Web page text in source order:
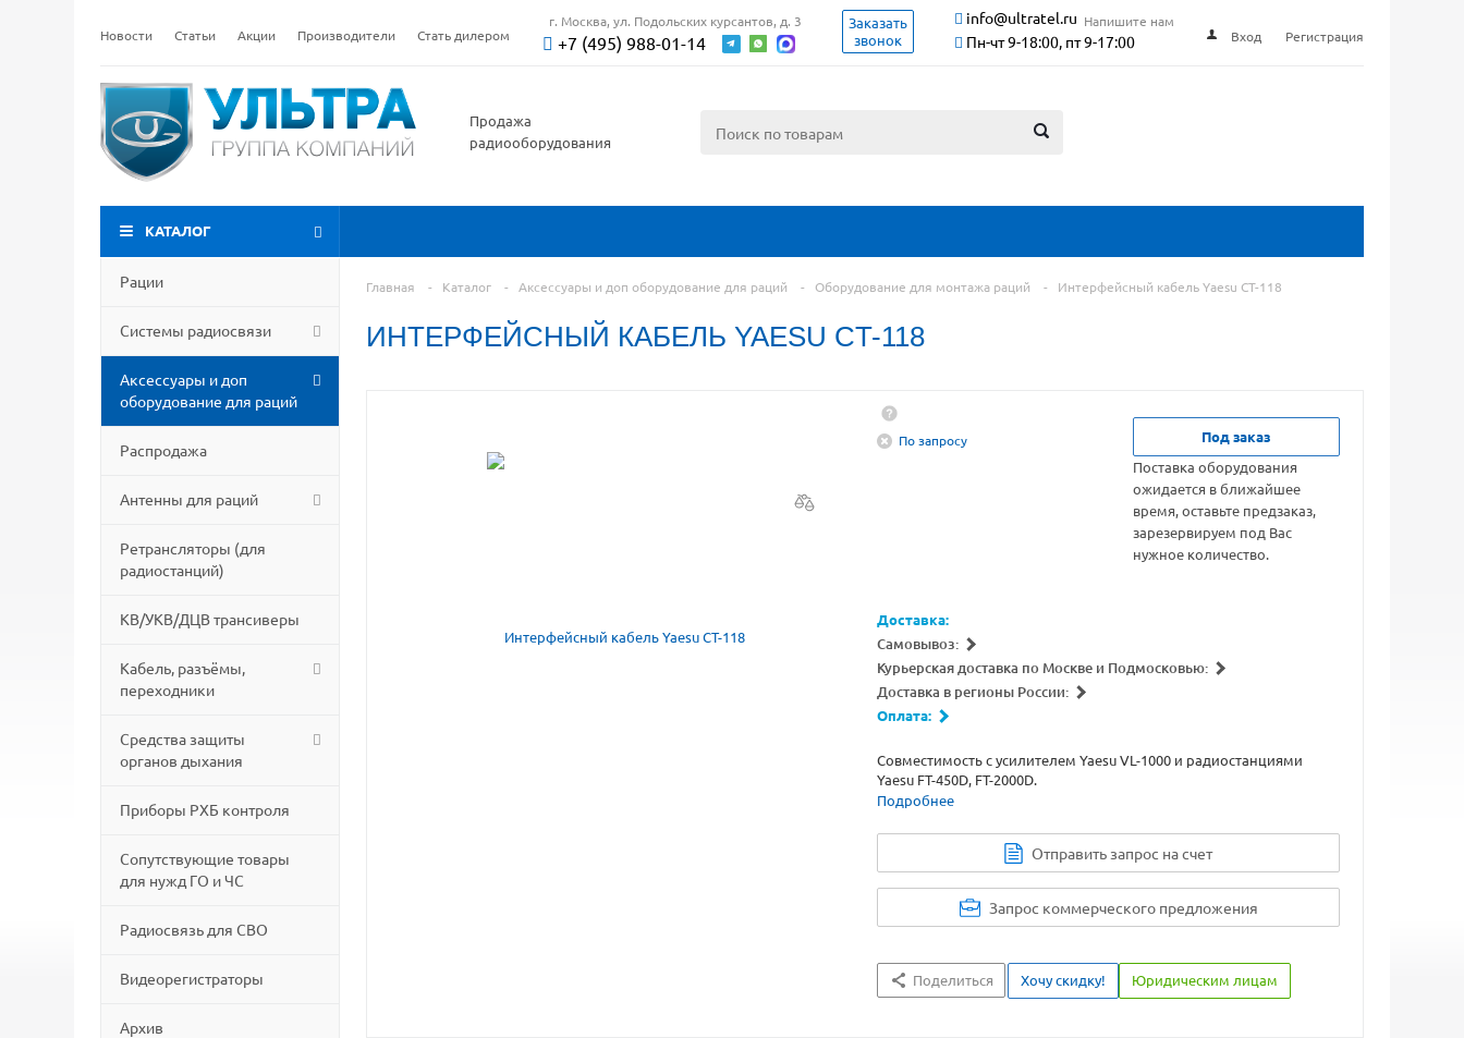
Новости Статьи Акции Производители Стать дилером
г. Москва, ул. Подольских курсантов, д. 3
+7 (495) 988-01-14
Заказать
звонок
info@ultratel.ru Напишите нам
Пн-чт 9-18:00, пт 9-17:00 Вход Регистрация
Продажа
радиооборудования
КАТАЛОГ
Рации
Системы радиосвязи
Аксессуары и доп
оборудование для раций
Распродажа
Антенны для раций
Ретрансляторы (для
радиостанций)
КВ/УКВ/ДЦВ трансиверы
Кабель, разъёмы,
переходники
Средства защиты
органов дыхания
Приборы РХБ контроля
Сопутствующие товары
для нужд ГО и ЧС
Радиосвязь для СВО
Видеорегистраторы
Архив
Главная - Каталог - Аксессуары и доп оборудование для раций - Оборудование для монтажа раций - Интерфейсный кабель Yaesu CT-118
ИНТЕРФЕЙСНЫЙ КАБЕЛЬ YAESU CT-118
По запросу
Под заказ
Поставка оборудования
ожидается в ближайшее
время, оставьте предзаказ,
зарезервируем под Вас
нужное количество.
Доставка:
Самовывоз:
Курьерская доставка по Москве и Подмосковью:
Доставка в регионы России:
Оплата:
Совместимость с усилителем Yaesu VL-1000 и радиостанциями
Yaesu FT-450D, FT-2000D.
Подробнее
Отправить запрос на счет
Запрос коммерческого предложения
Поделиться Хочу скидку! Юридическим лицам